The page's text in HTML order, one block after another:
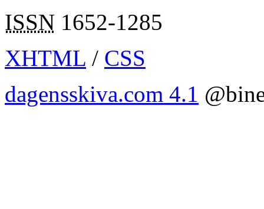
ISSN 1652-1285
XHTML / CSS
dagensskiva.com 4.1